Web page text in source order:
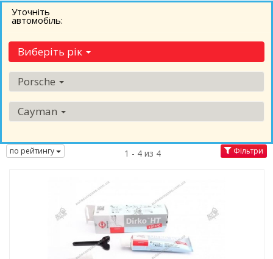
Уточніть
автомобіль:
Виберіть рік
Porsche
Cayman
по рейтингу 1 - 4 из 4 Фільтри